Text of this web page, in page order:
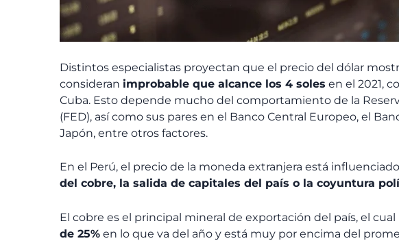
Distintos especialistas proyectan que el precio del dólar
consideran improbable que alcance los 4 soles en el 2021,
Cuba. Esto depende mucho del comportamiento de la
(FED), así como sus pares en el Banco Central Europeo, el
Japón, entre otros factores.
En el Perú, el precio de la moneda extranjera está
del cobre, la salida de capitales del país o la coyuntura
El cobre es el principal mineral de exportación del país, el
de 25% en lo que va del año y está muy por encima del